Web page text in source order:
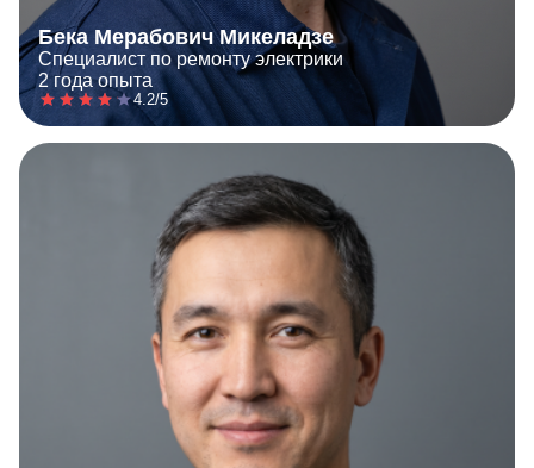
Бека Мерабович Микеладзе
Специалист по ремонту электрики
2 года опыта
4.2/5